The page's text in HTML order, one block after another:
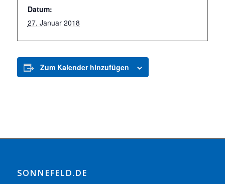
Datum:
27. Januar 2018
Zum Kalender hinzufügen
SONNEFELD.DE